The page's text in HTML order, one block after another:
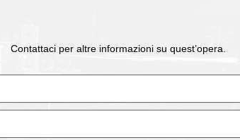
Contattaci per altre informazioni su quest’opera.